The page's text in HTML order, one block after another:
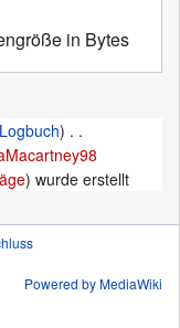
in Bytes
wurde erstellt ‎
Powered by MediaWiki